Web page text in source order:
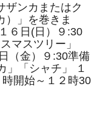
ザンカまたはク
）」を巻きま
６日(日）９:30
マスツリー」
（金）９:30準備
」「シャチ」 １
開始～１２時30